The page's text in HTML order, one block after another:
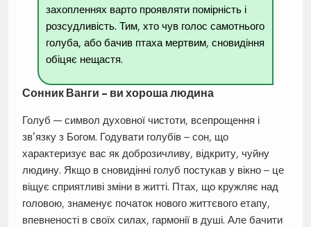
захопленнях варто проявляти помірність і
розсудливість. Тим, хто чув голос самотнього
голуба, або бачив птаха мертвим, сновидіння
обіцяє нещастя.
Сонник Ванги – ви хороша людина
Голуб — символ духовної чистоти, всепрощення і
зв’язку з Богом. Годувати голубів – сон, що
характеризує вас як доброзичливу, відкриту, чуйну
людину. Якщо в сновидінні голуб постукав у вікно – це
віщує сприятливі зміни в житті. Птах, що кружляє над
головою, знаменує початок нового життєвого етапу,
впевненості в своїх силах, гармонії в душі. Але бачити